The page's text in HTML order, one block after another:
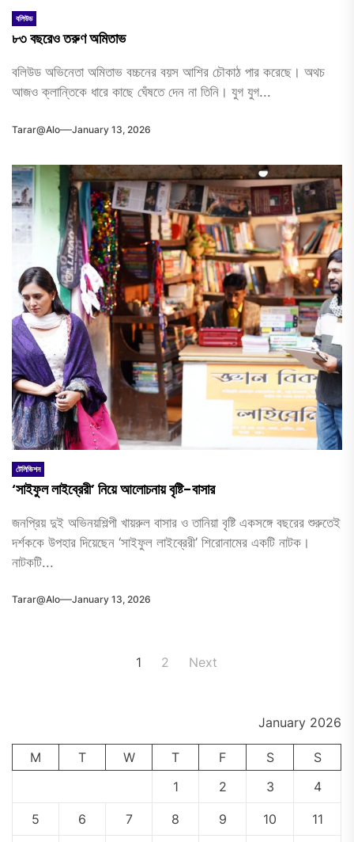
বলিউড
৮৩ বছরেও তরুণ অমিতাভ
বলিউড অভিনেতা অমিতাভ বচ্চনের বয়স আশির চৌকাঠ পার করেছে। অথচ
আজও ক্লান্তিকে ধারে কাছে ঘেঁষতে দেন না তিনি। যুগ যুগ...
Tarar@alo January 13, 2026
টেলিভিশন
‘সাইফুল লাইব্রেরী’ নিয়ে আলোচনায় বৃষ্টি-বাসার
জনপ্রিয় দুই অভিনয়শিল্পী খায়রুল বাসার ও তানিয়া বৃষ্টি একসঙ্গে বছরের শুরুতেই
দর্শককে উপহার দিয়েছেন ‘সাইফুল লাইব্রেরী’ শিরোনামের একটি নাটক।
নাটকটি...
Tarar@alo January 13, 2026
1 2 Next
January 2026
M T W T F S
S
1
2 3 4
5 6 7 8 9 10 11